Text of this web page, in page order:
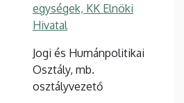
egységek, KK Elnöki
Hivatal
Jogi és Humánpolitikai
Osztály, mb.
osztályvezető